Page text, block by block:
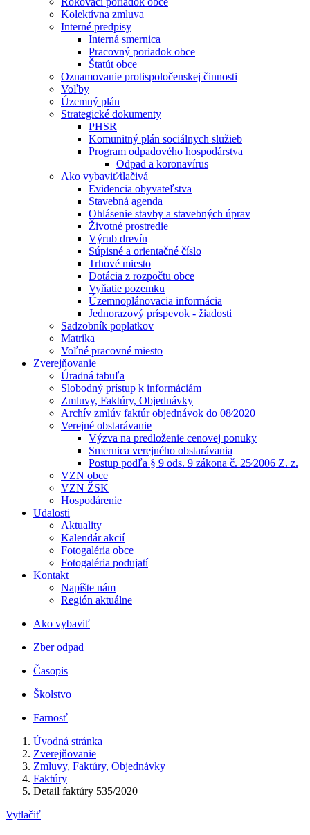
Kolektívna zmluva
Interné predpisy
Interná smernica
Pracovný poriadok obce
Štatút obce
Oznamovanie protispoločenskej činnosti
Voľby
Územný plán
Strategické dokumenty
PHSR
Komunitný plán sociálnych služieb
Program odpadového hospodárstva
Odpad a koronavírus
Ako vybaviť⁄tlačivá
Evidencia obyvateľstva
Stavebná agenda
Ohlásenie stavby a stavebných úprav
Životné prostredie
Výrub drevín
Súpisné a orientačné číslo
Trhové miesto
Dotácia z rozpočtu obce
Vyňatie pozemku
Územnoplánovacia informácia
Jednorazový príspevok - žiadosti
Sadzobník poplatkov
Matrika
Voľné pracovné miesto
Zverejňovanie
Úradná tabuľa
Slobodný prístup k informáciám
Zmluvy, Faktúry, Objednávky
Archív zmlúv faktúr objednávok do 08⁄2020
Verejné obstarávanie
Výzva na predloženie cenovej ponuky
Smernica verejného obstarávania
Postup podľa § 9 ods. 9 zákona č. 25⁄2006 Z. z.
VZN obce
VZN ŽSK
Hospodárenie
Udalosti
Aktuality
Kalendár akcií
Fotogaléria obce
Fotogaléria podujatí
Kontakt
Napíšte nám
Región aktuálne
Ako vybaviť
Zber odpad
Časopis
Školstvo
Farnosť
Úvodná stránka
Zverejňovanie
Zmluvy, Faktúry, Objednávky
Faktúry
Detail faktúry 535/2020
Vytlačiť